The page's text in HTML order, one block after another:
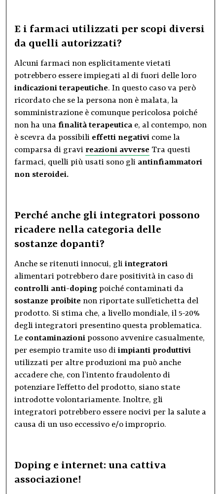
E i farmaci utilizzati per scopi diversi
da quelli autorizzati?
Alcuni farmaci non esplicitamente vietati
potrebbero essere impiegati al di fuori delle loro
indicazioni terapeutiche. In questo caso va però
ricordato che se la persona non è malata, la
somministrazione è comunque pericolosa poiché
non ha una finalità terapeutica e, al contempo, non
è scevra da possibili effetti negativi come la
comparsa di gravi reazioni avverse Tra questi
farmaci, quelli più usati sono gli antinfiammatori
non steroidei.
Perché anche gli integratori possono
ricadere nella categoria delle
sostanze dopanti?
Anche se ritenuti innocui, gli integratori
alimentari potrebbero dare positività in caso di
controlli anti-doping poiché contaminati da
sostanze proibite non riportate sull’etichetta del
prodotto. Si stima che, a livello mondiale, il 5-20%
degli integratori presentino questa problematica.
Le contaminazioni possono avvenire casualmente,
per esempio tramite uso di impianti produttivi
utilizzati per altre produzioni ma può anche
accadere che, con l’intento fraudolento di
potenziare l’effetto del prodotto, siano state
introdotte volontariamente. Inoltre, gli
integratori potrebbero essere nocivi per la salute a
causa di un uso eccessivo e/o improprio.
Doping e internet: una cattiva
associazione!